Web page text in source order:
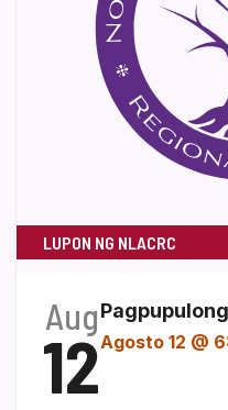
LUPON NG NLACRC
Aug
12Agosto 12 @